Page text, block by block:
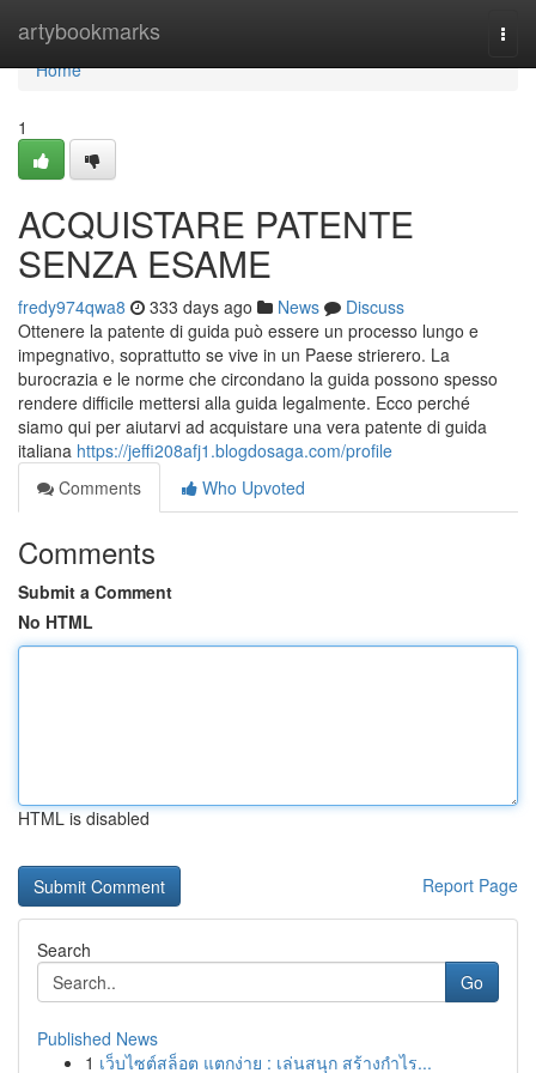
artybookmarks
Home
Home
1
ACQUISTARE PATENTE
SENZA ESAME
fredy974qwa8 333 days ago News
Discuss
Ottenere la patente di guida può essere un processo lungo e
impegnativo, soprattutto se vive in un Paese strierero. La
burocrazia e le norme che circondano la guida possono spesso
rendere difficile mettersi alla guida legalmente. Ecco perché
siamo qui per aiutarvi ad acquistare una vera patente di guida
italiana https://jeffi208afj1.blogdosaga.com/profile
Comments
Who Upvoted
Comments
Submit a Comment
No HTML
HTML is disabled
Report Page
Search
Go
Published News
1 เว็บไซต์สล็อต แตกง่าย : เล่นสนุก สร้างกำไร...